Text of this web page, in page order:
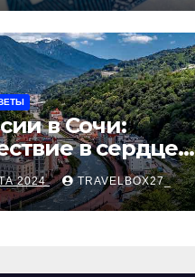
в Сочи:
в сердце
курорта
2024 TRAVELBOX27_